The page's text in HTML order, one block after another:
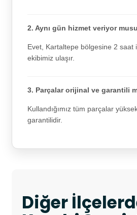
2. Aynı gün hizmet veriyor
Evet, Kartaltepe bölgesine 2 saat
ekibimiz ulaşır.
3. Parçalar orijinal ve garantili
Kullandığımız tüm parçalar
garantilidir.
Diğer